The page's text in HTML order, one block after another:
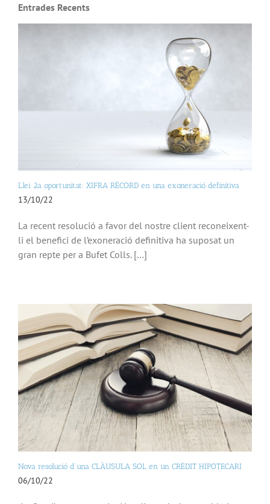
Entrades Recents
Llei 2a oportunitat: XIFRA RÈCORD en una exoneració definitiva
13/10/22
La recent resolució a favor del nostre client reconeixent-
li el benefici de l’exoneració definitiva ha suposat un
gran repte per a Bufet Colls. […]
Nova resolució d’una CLÀUSULA SOL en un CRÈDIT HIPOTECARI
06/10/22